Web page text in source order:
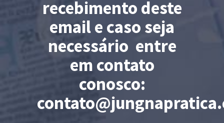
recebimento deste
email e caso seja
necessário entre
em contato
conosco: